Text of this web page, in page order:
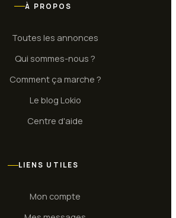
À PROPOS
Toutes les annonces
Qui sommes-nous ?
Comment ça marche ?
Le blog Lokio
Centre d'aide
LIENS UTILES
Mon compte